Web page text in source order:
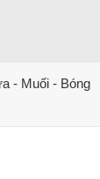
- Muối - Bóng